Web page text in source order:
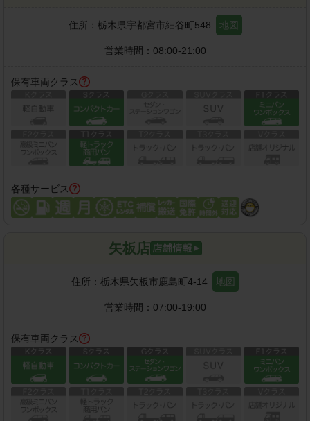
住所： 栃木県宇都宮市細谷町548 地図
営業時間： 08:00-21:00
保有車両クラス
各種サービス
矢板店
住所： 栃木県矢板市鹿島町4-14 地図
営業時間： 07:00-19:00
保有車両クラス